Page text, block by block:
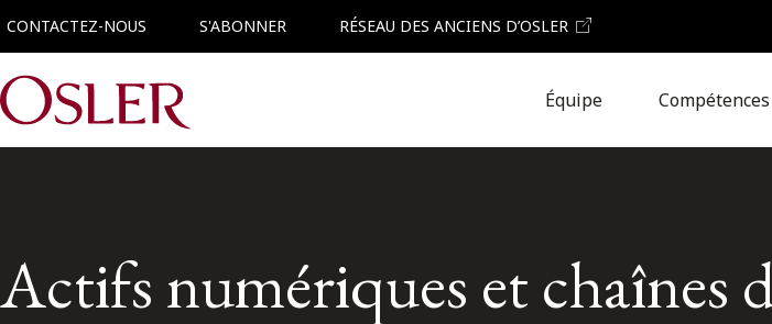
CONTACTEZ-NOUS S'ABONNER RÉSEAU DES ANCIENS D’OSLER
Main Navigation Équipe Compétences
Actifs numériques et chaînes